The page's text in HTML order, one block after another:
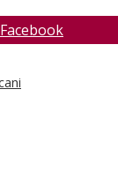
Facebook